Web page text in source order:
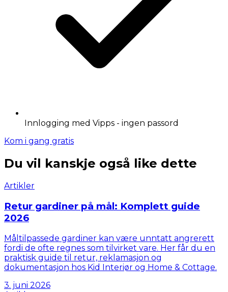
Innlogging med Vipps - ingen passord
Kom i gang gratis
Du vil kanskje også like dette
Artikler
Retur gardiner på mål: Komplett guide
2026
Måltilpassede gardiner kan være unntatt angrerett
fordi de ofte regnes som tilvirket vare. Her får du en
praktisk guide til retur, reklamasjon og
dokumentasjon hos Kid Interiør og Home & Cottage.
3. juni 2026